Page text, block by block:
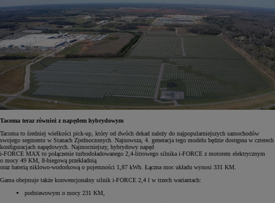
Tacoma teraz również z napędem hybrydowym
Tacoma to średniej wielkości pick-up, który od dwóch dekad należy do najpopularniejszych samochodów
swojego segmentu w Stanach Zjednoczonych. Najnowsza, 4. generacja tego modelu będzie dostępna w czterech
konfiguracjach napędowych. Najmocniejszy, hybrydowy napęd
i-FORCE MAX to połączenie turbodoładowanego 2,4-litrowego silnika i-FORCE z motorem elektrycznym
o mocy 49 KM, 8-biegową przekładnią
oraz baterią niklowo-wodorkową o pojemności 1,87 kWh. Łączna moc układu wynosi 331 KM.
Gama obejmuje także konwencjonalny silnik i-FORCE 2,4 l w trzech wariantach:
podstawowym o mocy 231 KM,